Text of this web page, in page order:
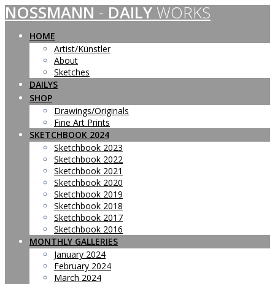
Skip
to
content
NOSSMANN - DAILY WORKS
HOME
Artist/Künstler
About
Sketches
DAILYS
SHOP
Drawings/Originals
Fine Art Prints
SKETCHBOOK 2024
Sketchbook 2023
Sketchbook 2022
Sketchbook 2021
Sketchbook 2020
Sketchbook 2019
Sketchbook 2018
Sketchbook 2017
Sketchbook 2016
MONTHLY GALLERIES
January 2024
February 2024
March 2024